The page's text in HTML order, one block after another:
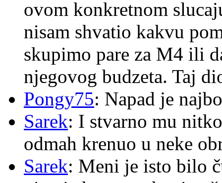
ovom konkretnom
nisam shvatio kakvu
skupimo pare za M4 ili
njegovog budzeta. Taj
Pongy75: Napad je
Sarek: I stvarno mu
odmah krenuo u neke
Sarek: Meni je isto bilo